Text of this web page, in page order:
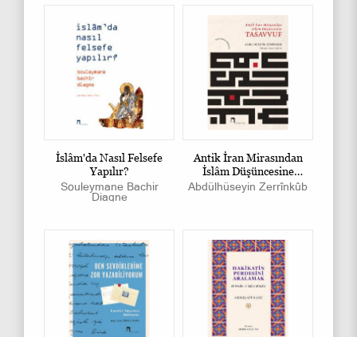
İslâm'da Nasıl Felsefe
Yapılır?
Souleymane Bachir
Diagne
Antik İran Mirasından
İslâm Düşüncesine
Tasavvuf
Abdülhüseyin Zerrînkûb